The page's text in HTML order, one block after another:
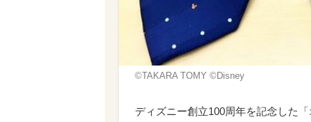
©TAKARA TOMY ©Disney
ディズニー創立100周年を記念した